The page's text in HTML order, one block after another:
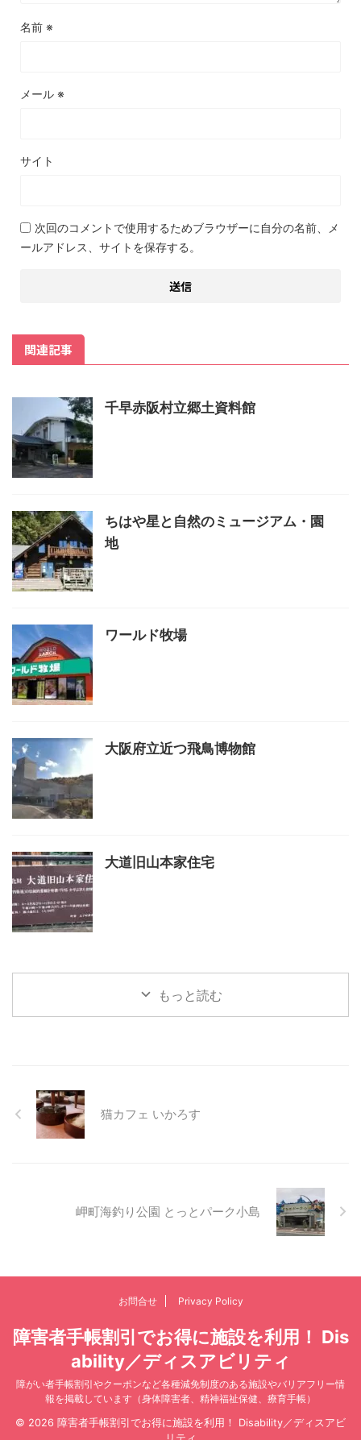
名前 ※
メール ※
サイト
次回のコメントで使用するためブラウザーに自分の名前、メ
ールアドレス、サイトを保存する。
関連記事
千早赤阪村立郷土資料館
ちはや星と自然のミュージアム・園
地
ワールド牧場
大阪府立近つ飛鳥博物館
大道旧山本家住宅
もっと読む
猫カフェ いかろす
岬町海釣り公園 とっとパーク小島
お問合せ Privacy Policy
障害者手帳割引でお得に施設を利用！ Dis
ability／ディスアビリティ
障がい者手帳割引やクーポンなど各種減免制度のある施設やバリアフリー情
報を掲載しています（身体障害者、精神福祉保健、療育手帳）
© 2026 障害者手帳割引でお得に施設を利用！ Disability／ディスアビ